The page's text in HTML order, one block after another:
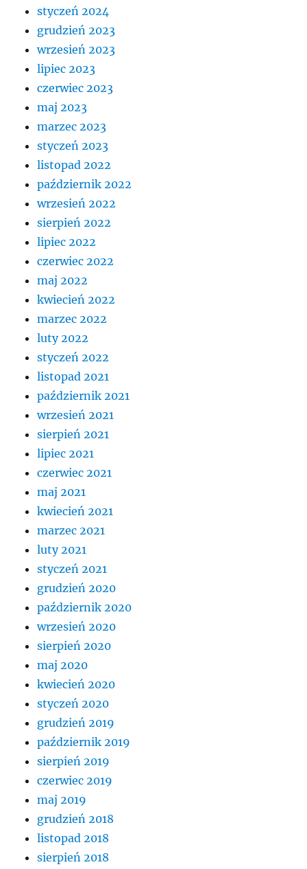
styczeń 2024
grudzień 2023
wrzesień 2023
lipiec 2023
czerwiec 2023
maj 2023
marzec 2023
styczeń 2023
listopad 2022
październik 2022
wrzesień 2022
sierpień 2022
lipiec 2022
czerwiec 2022
maj 2022
kwiecień 2022
marzec 2022
luty 2022
styczeń 2022
listopad 2021
październik 2021
wrzesień 2021
sierpień 2021
lipiec 2021
czerwiec 2021
maj 2021
kwiecień 2021
marzec 2021
luty 2021
styczeń 2021
grudzień 2020
październik 2020
wrzesień 2020
sierpień 2020
maj 2020
kwiecień 2020
styczeń 2020
grudzień 2019
październik 2019
sierpień 2019
czerwiec 2019
maj 2019
grudzień 2018
listopad 2018
sierpień 2018